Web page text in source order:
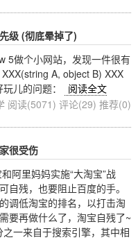
级 (彻底晕掉了)
5做个小网站，发现一件很有
A, object B) XXX
儿的问题：
阅读全文
阅读(5071) 评论(29) 推荐(0)
很受伤
阿里妈妈实施“大淘宝”战
自残，也要阻止百度的手。
调低淘宝的排名，以打击淘
要再做什么了，淘宝自残了~
一来自于搜索引擎，其中相